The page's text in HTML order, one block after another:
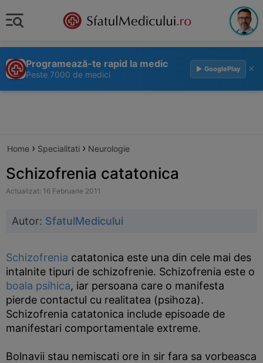
Programează-te rapid la medic
Peste 7000 de medici
▶ GooglePlay ×
Home › Specialitati › Neurologie
Schizofrenia catatonica
Actualizat: 16 Februarie 2011
Autor: SfatulMedicului
Schizofrenia catatonica este una din cele mai des
intalnite tipuri de schizofrenie. Schizofrenia este o
boala psihica, iar persoana care o manifesta
pierde contactul cu realitatea (psihoza).
Schizofrenia catatonica include episoade de
manifestari comportamentale extreme.
Bolnavii stau nemiscati ore in sir fara sa vorbeasca